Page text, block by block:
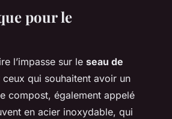
pour le
l’impasse sur le seau de
qui souhaitent avoir un
compost, également appelé
en acier inoxydable, qui